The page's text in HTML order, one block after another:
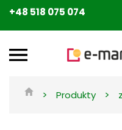
+48 518 075 074
> Produkty >